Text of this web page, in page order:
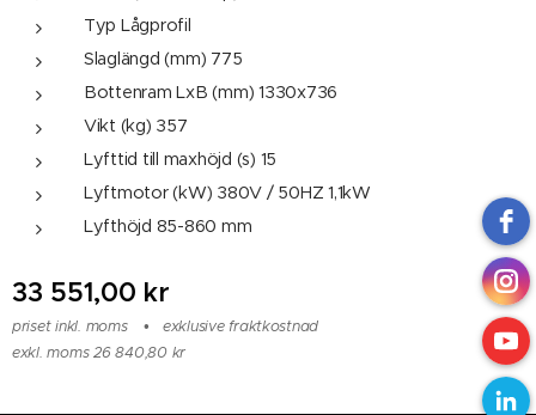
Typ Lågprofil
Slaglängd (mm) 775
Bottenram LxB (mm) 1330x736
Vikt (kg) 357
Lyfttid till maxhöjd (s) 15
Lyftmotor (kW) 380V / 50HZ 1,1kW
Lyfthöjd 85-860 mm
33 551,00 kr
priset inkl. moms
exklusive fraktkostnad
exkl. moms 26 840,80 kr